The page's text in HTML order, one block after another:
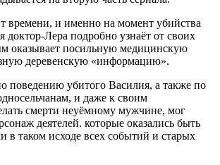
времени, и именно на момент убийства
доктор-Лера подробно узнаёт от своих
оказывает посильную медицинскую
деревенскую «информацию».
поведению убитого Василия, а также по
и даже к своим
смерти неуёмному мужчине, мог
деятелей. которые оказались быть
в таком исходе всех событий и старых